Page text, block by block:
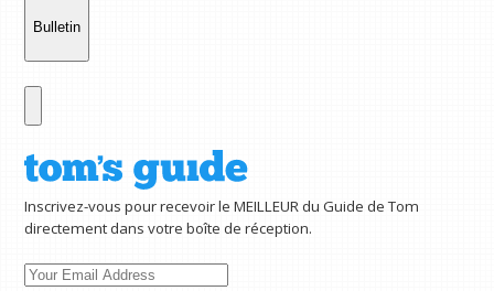
Bulletin
Inscrivez-vous pour recevoir le MEILLEUR du Guide de Tom
directement dans votre boîte de réception.